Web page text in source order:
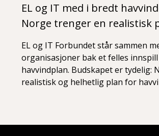
EL og IT med i bredt
Norge trenger en realistisk
EL og IT Forbundet står sammen
organisasjoner bak et felles
havvindplan. Budskapet er tydelig:
realistisk og helhetlig plan for